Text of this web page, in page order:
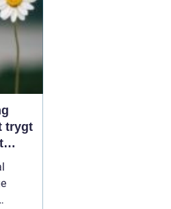
trygt